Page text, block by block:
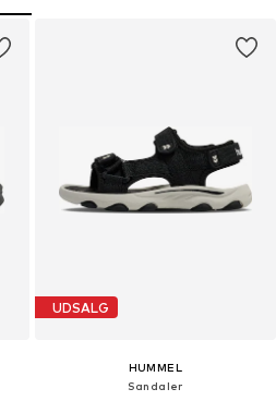
UDSALG
HUMMEL
Sandaler